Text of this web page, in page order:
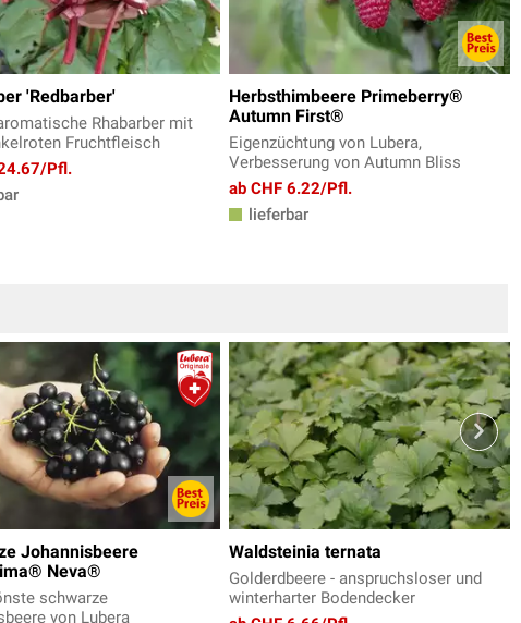
'Redbarber'
Rhabarber mit
Fruchtfleisch
Pfl.
Herbsthimbeere Primeberry®
Autumn First®
Eigenzüchtung von Lubera,
Verbesserung von Autumn Bliss
ab CHF 6.22/Pfl.
lieferbar
Johannisbeere
Neva®
schwarze
von Lubera
Waldsteinia ternata
Golderdbeere - anspruchsloser und
winterharter Bodendecker